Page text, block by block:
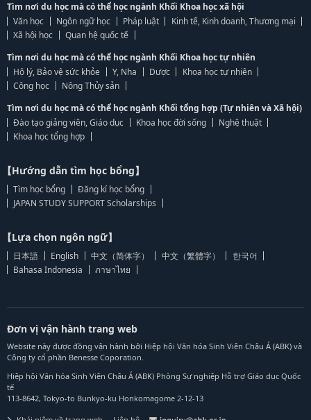
Tìm nơi du học mà có thể học ngành Khối Khoa học xã hội
Văn học
Ngôn ngữ học Pháp luật
Kinh tế, Kinh doanh, Thương mại
Xã hội học
Quan hệ quốc tế
Tìm nơi du học mà có thể học ngành Khối Khoa học tự nhiên
Hộ lý, Bảo vệ sức khỏe
Y, Nha Dược
Khoa học tự nhiên
Công học
Nông Thủy sản
Tìm nơi du học mà có thể học ngành Khối tổng hợp (Tự nhiên và Xã hội)
Đào tạo giảng viên, Giáo dục
Khoa học đời sống
Nghệ thuật
Khoa học tổng hợp
【Hướng dẫn tìm học bổng】
Tìm học bổng
Đăng kí học bổng
JAPAN STUDY SUPPORT Scholarships
【Lựa chọn ngôn ngữ】
日本語 English 中文（简体字） 中文（繁體字）
한국어
Bahasa Indonesia
ภาษาไทย
Đơn vị vận hành trang web
Website này được đồng vận hành bởi Hiệp hội Văn hóa Sinh Viên Châu Á (ABK) và
Công ty cổ phần Benesse Coporation.
Hiệp hội Văn hóa Sinh Viên Châu Á (ABK) Phòng Sự nghiệp Hỗ trợ Giáo dục Quốc
tế
113-8642, Tokyo-to Bunkyo-ku Honkomagome 2-12-13